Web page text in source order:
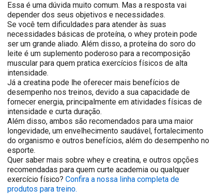
Essa é uma dúvida muito comum. Mas a resposta vai
depender dos seus objetivos e necessidades.
Se você tem dificuldades para atender às suas
necessidades básicas de proteína, o whey protein pode
ser um grande aliado. Além disso, a proteína do soro do
leite é um suplemento poderoso para a recomposição
muscular para quem pratica exercícios físicos de alta
intensidade.
Já a creatina pode lhe oferecer mais benefícios de
desempenho nos treinos, devido a sua capacidade de
fornecer energia, principalmente em atividades físicas de
intensidade e curta duração.
Além disso, ambos são recomendados para uma maior
longevidade, um envelhecimento saudável, fortalecimento
do organismo e outros benefícios, além do desempenho no
esporte.
Quer saber mais sobre whey e creatina, e outros opções
recomendadas para quem curte academia ou qualquer
exercício físico? Confira a nossa linha completa de
produtos para treino.